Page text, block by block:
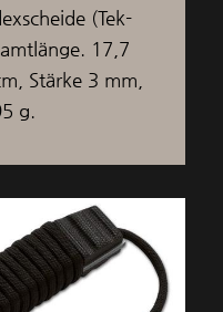
(Tek-
17,7
Stärke 3 mm,
g.